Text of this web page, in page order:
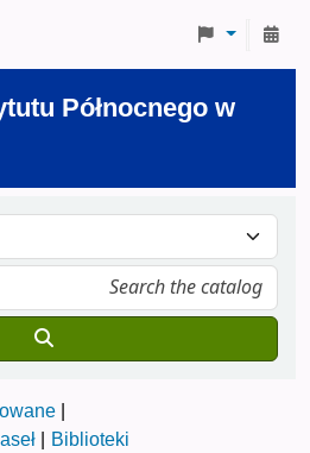
Północnego w
Biblioteki